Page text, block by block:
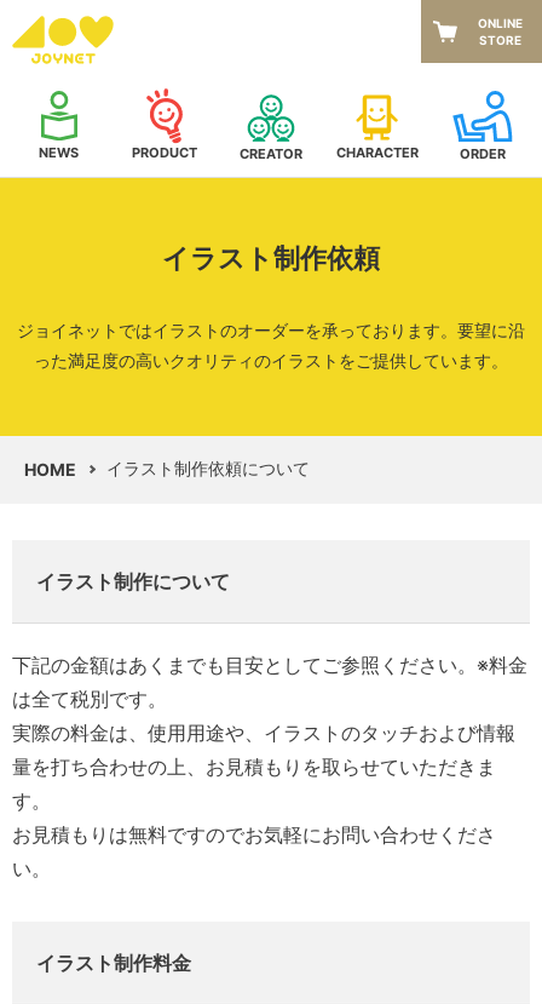
NEWS PRODUCT CREATOR CHARACTER ORDER
ONLINE
STORE
イラスト制作依頼
ジョイネットではイラストのオーダーを承っております。 要望に沿
った満足度の高いクオリティのイラストをご提供しています。
HOME イラスト制作依頼について
イラスト制作について
下記の金額はあくまでも目安としてご参照ください。※料金
は全て税別です。
実際の料金は、使用用途や、イラストのタッチおよび情報
量を打ち合わせの上、お見積もりを取らせていただきま
す。
お見積もりは無料ですのでお気軽にお問い合わせくださ
い。
イラスト制作料金